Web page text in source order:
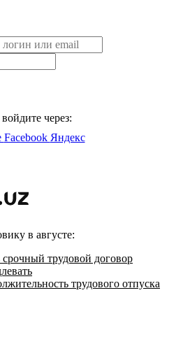
через:
Facebook Яндекс
в августе:
трудовой договор
трудового отпуска